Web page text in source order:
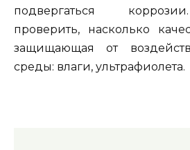
подвергаться
проверить, насколько
защищающая от
среды: влаги, ультрафиолета.